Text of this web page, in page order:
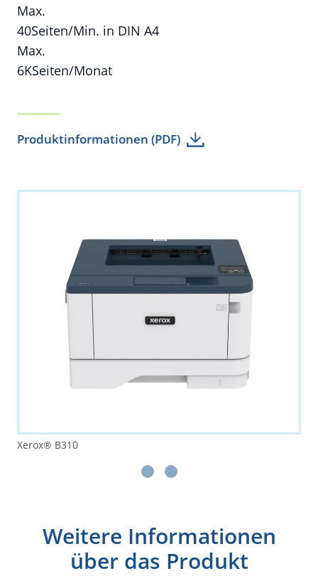
Max.
40Seiten/Min. in DIN A4
Max.
6KSeiten/Monat
Produktinformationen (PDF)
Xerox® B310
Weitere Informationen
über das Produkt